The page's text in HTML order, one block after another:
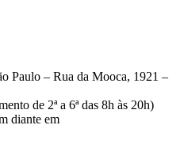
Paulo – Rua da Mooca, 1921 –
de 2ª a 6ª das 8h às 20h)
diante em